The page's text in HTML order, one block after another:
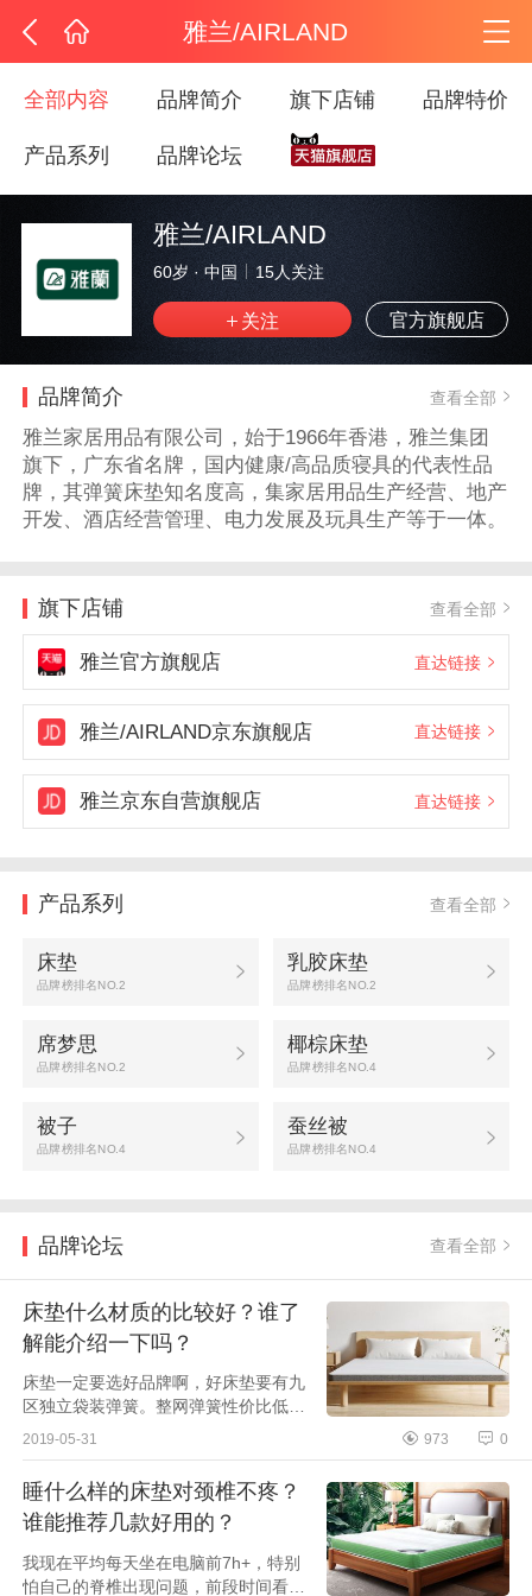
雅兰/AIRLAND
全部内容 品牌简介 旗下店铺 品牌特价
产品系列 品牌论坛
雅兰/AIRLAND
60岁 · 中国 15人关注
官方旗舰店
品牌简介 查看全部
雅兰家居用品有限公司，始于1966年香港，雅兰集团
旗下，广东省名牌，国内健康/高品质寝具的代表性品
牌，其弹簧床垫知名度高，集家居用品生产经营、地产
开发、酒店经营管理、电力发展及玩具生产等于一体。
旗下店铺 查看全部
雅兰官方旗舰店 直达链接
雅兰/AIRLAND京东旗舰店 直达链接
雅兰京东自营旗舰店 直达链接
产品系列 查看全部
床垫
品牌榜排名NO.2
乳胶床垫
品牌榜排名NO.2
席梦思
品牌榜排名NO.2
椰棕床垫
品牌榜排名NO.4
被子
品牌榜排名NO.4
蚕丝被
品牌榜排名NO.4
品牌论坛 查看全部
床垫什么材质的比较好？谁了
解能介绍一下吗？
床垫一定要选好品牌啊，好床垫要有九
区独立袋装弹簧。整网弹簧性价比低质
量较差，便宜，但不建议大家购买。独
长，轻微蹦跳不会...
2019-05-31 973 0
睡什么样的床垫对颈椎不疼？
谁能推荐几款好用的？
我现在平均每天坐在电脑前7h+，特别
怕自己的脊椎出现问题，前段时间看到